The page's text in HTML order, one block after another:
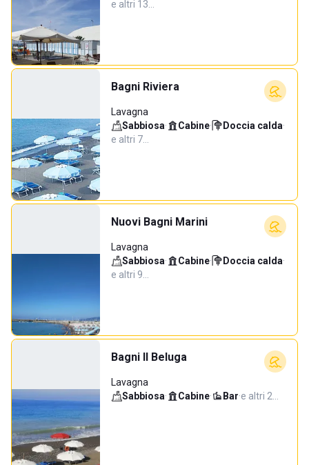
e altri 13…
Bagni Riviera
Lavagna
Sabbiosa· Cabine· Doccia calda·
e altri 7…
Nuovi Bagni Marini
Lavagna
Sabbiosa· Cabine· Doccia calda·
e altri 9…
Bagni Il Beluga
Lavagna
Sabbiosa· Cabine· Bar·e altri 2…